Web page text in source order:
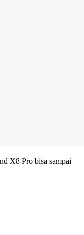
X8 Pro bisa sampai